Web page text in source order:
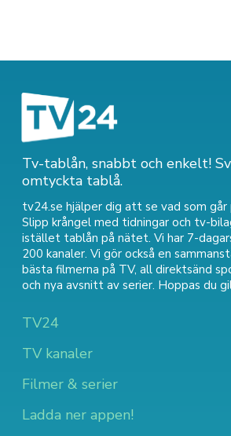
Tv-tablån, snabbt och enkelt!
omtyckta tablå.
tv24.se hjälper dig att se vad som går
Slipp krångel med tidningar och tv-
istället tablån på nätet. Vi har 7-
200 kanaler. Vi gör också en
bästa filmerna på TV, all direktsänd
och nya avsnitt av serier. Hoppas du
TV24
TV kanaler
Filmer & serier
Ladda ner appen!